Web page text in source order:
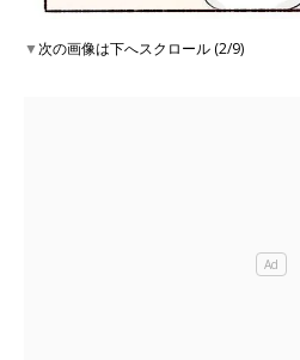
▼次の画像は下へスクロール (2/9)